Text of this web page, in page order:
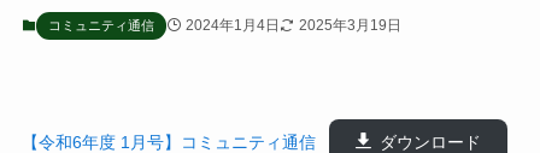
コミュニティ通信 2024年1月4日 2025年3月19日
【令和6年度 1月号】コミュニティ通信 ダウンロード